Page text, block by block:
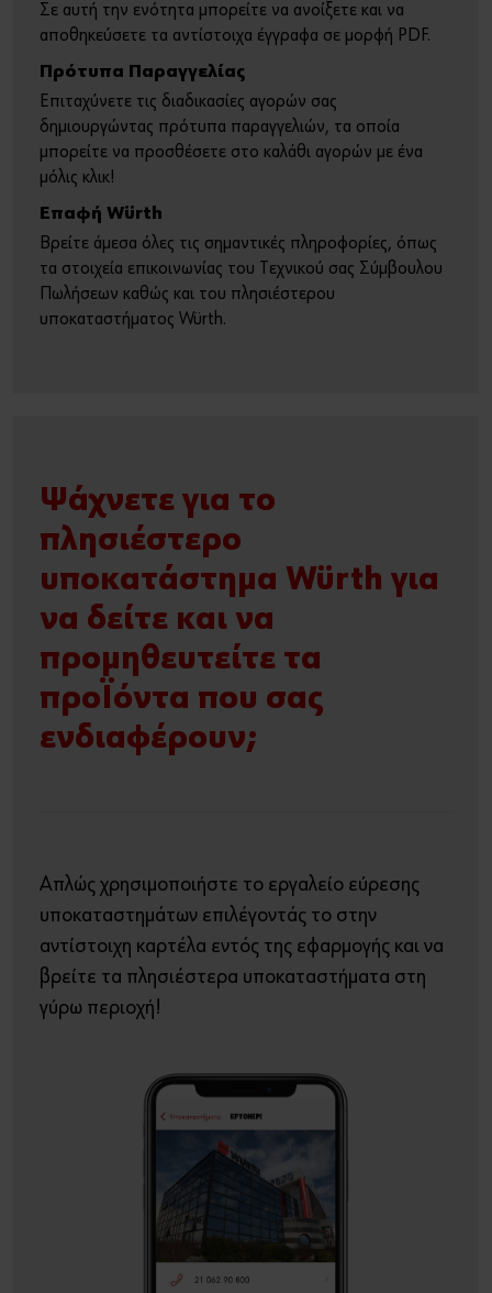
Σε αυτή την ενότητα μπορείτε να ανοίξετε και να
αποθηκεύσετε τα αντίστοιχα έγγραφα σε μορφή PDF.
Πρότυπα Παραγγελίας
Επιταχύνετε τις διαδικασίες αγορών σας
δημιουργώντας πρότυπα παραγγελιών, τα οποία
μπορείτε να προσθέσετε στο καλάθι αγορών με ένα
μόλις κλικ!
Επαφή Würth
Βρείτε άμεσα όλες τις σημαντικές πληροφορίες, όπως
τα στοιχεία επικοινωνίας του Τεχνικού σας Σύμβουλου
Πωλήσεων καθώς και του πλησιέστερου
υποκαταστήματος Würth.
Ψάχνετε για το
πλησιέστερο
υποκατάστημα Würth για
να δείτε και να
προμηθευτείτε τα
προϊόντα που σας
ενδιαφέρουν;
Απλώς χρησιμοποιήστε το εργαλείο εύρεσης
υποκαταστημάτων επιλέγοντάς το στην
αντίστοιχη καρτέλα εντός της εφαρμογής και να
βρείτε τα πλησιέστερα υποκαταστήματα στη
γύρω περιοχή!